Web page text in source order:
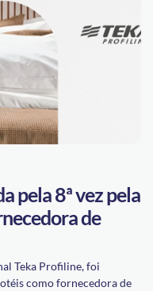
pela 8ª vez pela
de
Teka Profiline, foi
como fornecedora de